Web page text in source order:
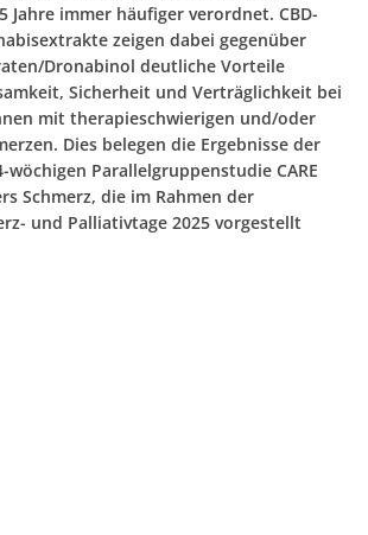
Jahre immer häufiger verordnet. CBD-
zeigen dabei gegenüber
Dronabinol deutliche Vorteile
Sicherheit und Verträglichkeit bei
mit therapieschwierigen und/oder
Dies belegen die Ergebnisse der
Parallelgruppenstudie CARE
Schmerz, die im Rahmen der
und Palliativtage 2025 vorgestellt